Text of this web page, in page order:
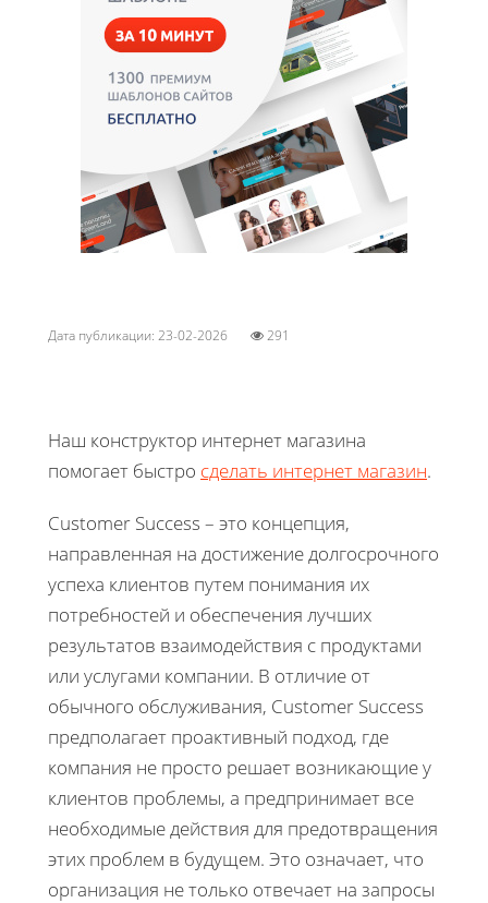
Дата публикации: 23-02-2026 291
Наш конструктор интернет магазина
помогает быстро сделать интернет магазин.
Customer Success – это концепция,
направленная на достижение долгосрочного
успеха клиентов путем понимания их
потребностей и обеспечения лучших
результатов взаимодействия с продуктами
или услугами компании. В отличие от
обычного обслуживания, Customer Success
предполагает проактивный подход, где
компания не просто решает возникающие у
клиентов проблемы, а предпринимает все
необходимые действия для предотвращения
этих проблем в будущем. Это означает, что
организация не только отвечает на запросы